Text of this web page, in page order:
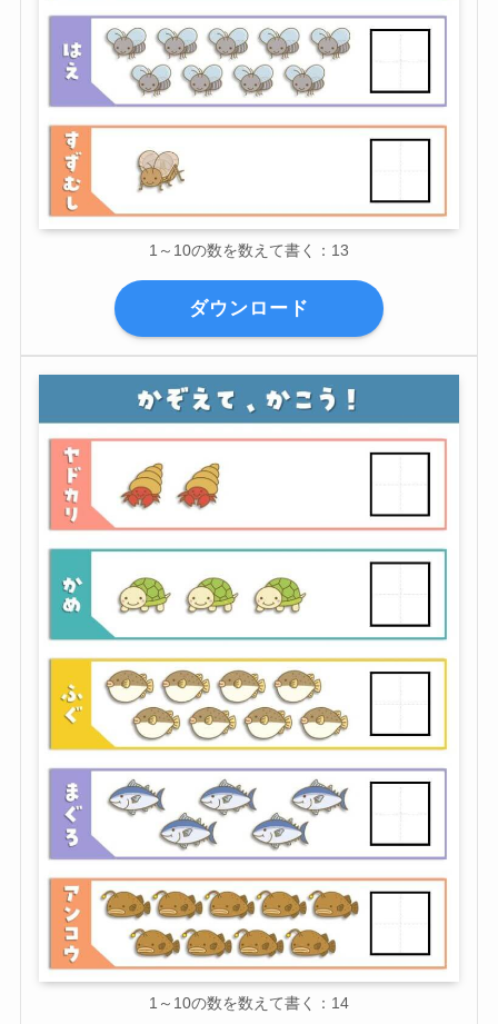
1～10の数を数えて書く：13
ダウンロード
1～10の数を数えて書く：14